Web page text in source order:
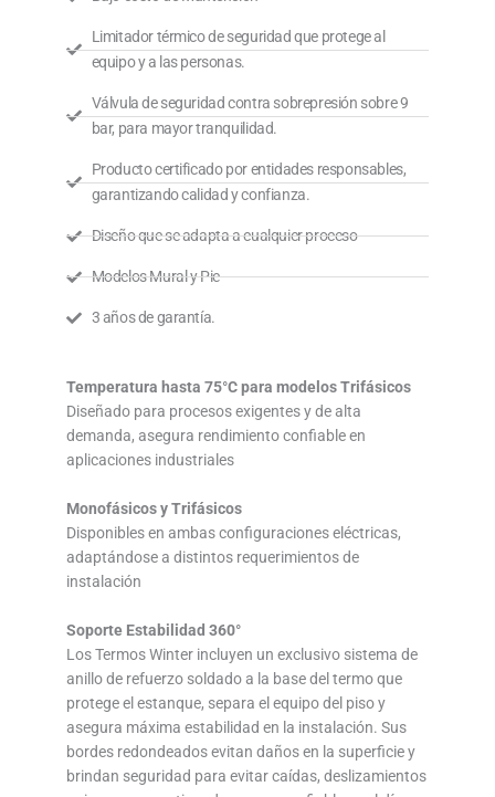
Limitador térmico de seguridad que protege al
equipo y a las personas.
Válvula de seguridad contra sobrepresión sobre 9
bar, para mayor tranquilidad.
Producto certificado por entidades responsables,
garantizando calidad y confianza.
Diseño que se adapta a cualquier proceso
Modelos Mural y Pie
3 años de garantía.
Temperatura hasta 75°C para modelos Trifásicos
Diseñado para procesos exigentes y de alta
demanda, asegura rendimiento confiable en
aplicaciones industriales
Monofásicos y Trifásicos
Disponibles en ambas configuraciones eléctricas,
adaptándose a distintos requerimientos de
instalación
Soporte Estabilidad 360°
Los Termos Winter incluyen un exclusivo sistema de
anillo de refuerzo soldado a la base del termo que
protege el estanque, separa el equipo del piso y
asegura máxima estabilidad en la instalación. Sus
bordes redondeados evitan daños en la superficie y
brindan seguridad para evitar caídas, deslizamientos